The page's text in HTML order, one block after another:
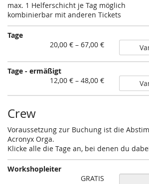
max. 1 Helferschicht je Tag möglich
kombinierbar mit anderen Tickets
Tage
von
bis
67,00 €
20,00 € – 67,00 €
Tage - ermäßigt
von
bis
12,00 € – 48,00 €
Crew
Voraussetzung zur Buchung ist die
Acronyx Orga.
Klicke alle die Tage an, bei denen du
Workshopleiter
GRATIS